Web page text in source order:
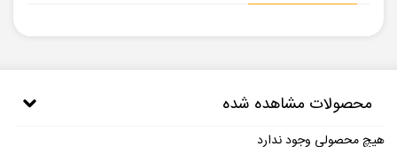
محصولات مشاهده شده
هیچ محصولی وجود ندارد